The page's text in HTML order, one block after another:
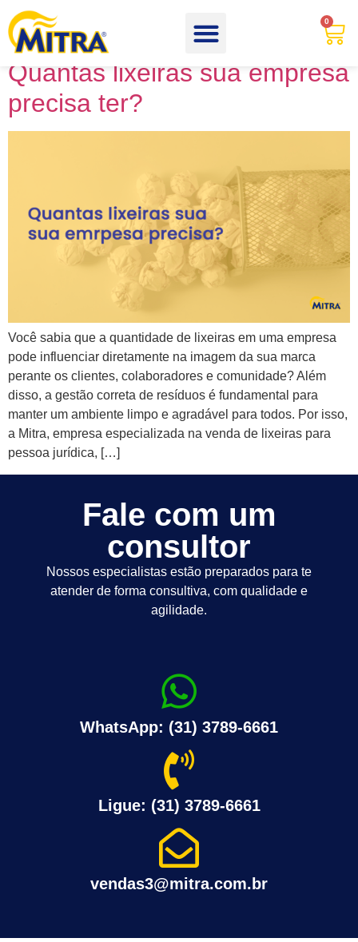
0
Categoria: Lixeiras
Quantas lixeiras sua empresa
precisa ter?
Você sabia que a quantidade de lixeiras em uma empresa
pode influenciar diretamente na imagem da sua marca
perante os clientes, colaboradores e comunidade? Além
disso, a gestão correta de resíduos é fundamental para
manter um ambiente limpo e agradável para todos. Por isso,
a Mitra, empresa especializada na venda de lixeiras para
pessoa jurídica, […]
Fale com um
consultor
Nossos especialistas estão preparados para te
atender de forma consultiva, com qualidade e
agilidade.
WhatsApp: (31) 3789-6661
Ligue: (31) 3789-6661
vendas3@mitra.com.br